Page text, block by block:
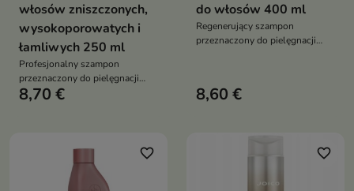
włosów zniszczonych,
wysokoporowatych i
łamliwych 250 ml
Profesjonalny szampon
przeznaczony do pielęgnacji
włosów osłabionych,
8,70 €
do włosów 400 ml
Regenerujący szampon
przeznaczony do pielęgnacji
8,60 €
favorite_border favorite_border